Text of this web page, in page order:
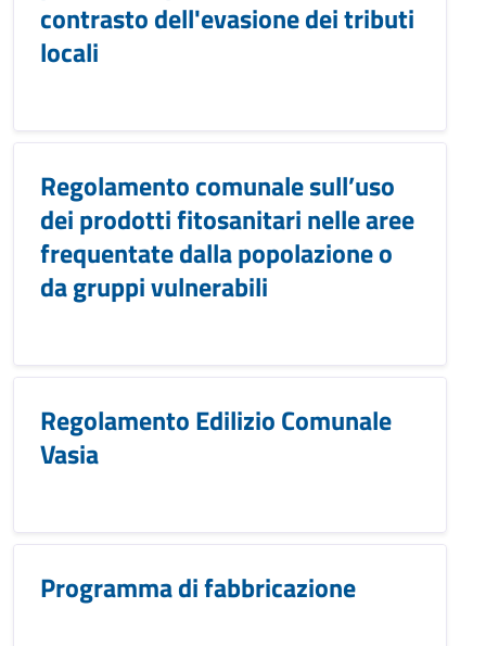
contrasto dell'evasione dei tributi
locali
Regolamento comunale sull’uso
dei prodotti fitosanitari nelle aree
frequentate dalla popolazione o
da gruppi vulnerabili
Regolamento Edilizio Comunale
Vasia
Programma di fabbricazione